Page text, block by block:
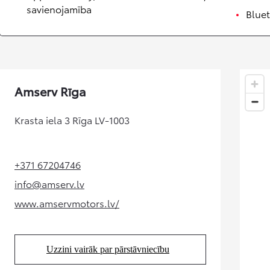
No 24 500 €
savienojamība
Amserv Rīga
Krasta iela 3 Rīga LV-1003
+371 67204746(Opens in new tab)
info@amserv.lv(Opens in new tab)
www.amservmotors.lv/
(Opens in new tab)
Uzzini vairāk par pārstāvniecību
(Opens in new tab)